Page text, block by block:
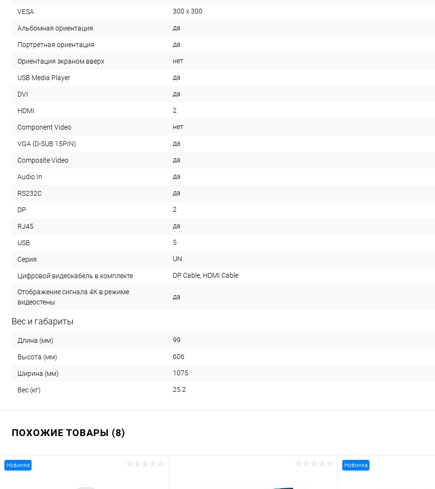
VESA 300 x 300
Альбомная ориентация да
Портретная ориентация да
Ориентация экраном вверх нет
USB Media Player да
DVI да
HDMI 2
Component Video нет
VGA (D-SUB 15PIN) да
Composite Video да
Audio In да
RS232С да
DP 2
RJ45 да
USB 5
Серия UN
Цифровой видеокабель в комплекте DP Cable, HDMI Cable
Отображение сигнала 4К в режиме
видеостены
да
Вес и габариты
Длина (мм) 99
Высота (мм) 606
Ширина (мм) 1075
Вес (кг) 25.2
ПОХОЖИЕ ТОВАРЫ (8)
Новинка Новинка